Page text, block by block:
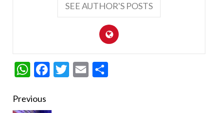
SEE AUTHOR'S POSTS
WhatsApp
Facebook
Twitter
Email
Continue
Previous